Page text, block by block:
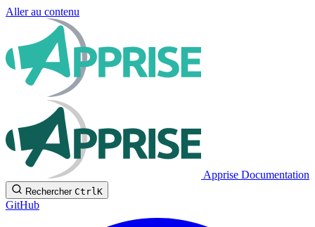
Aller au contenu
Apprise Documentation
Rechercher CtrlK
GitHub